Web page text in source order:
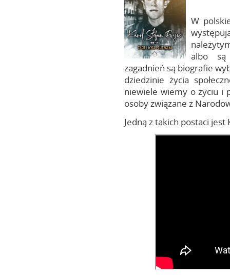
W
albo są
zagadnień są biografie
dziedzinie życia
niewiele wiemy o życiu i
osoby związane z
Jedną z takich postaci